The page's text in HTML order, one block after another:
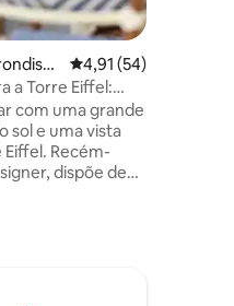
4,91 de uma
4,91 (54)
a Torre Eiffel:
com ar
com uma grande
sol e uma vista
Recém-
dispõe de
queen
de qualidade